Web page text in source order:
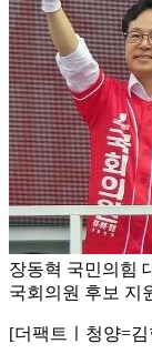
장동혁 국민의힘
국회의원 후보 지
[더팩트ㅣ청양=